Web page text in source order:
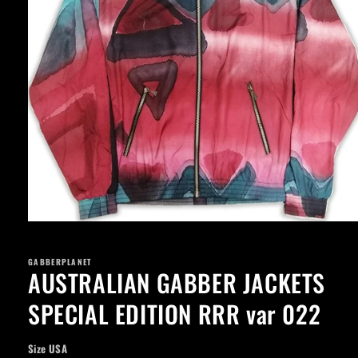
1
in
finestra
GABBERPLANET
AUSTRALIAN GABBER JACKETS
SPECIAL EDITION RRR var 022
Size USA